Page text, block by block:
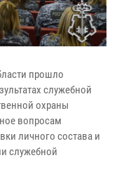
прошло
служебной
охраны
вопросам
личного состава и
служебной